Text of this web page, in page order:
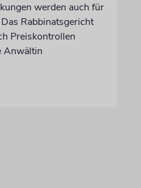
werden auch für
Rabbinatsgericht
Preiskontrollen
Anwältin